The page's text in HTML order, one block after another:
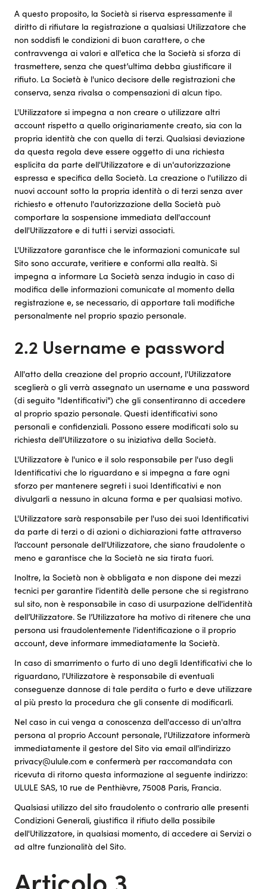
A questo proposito, la Società si riserva espressamente il
diritto di rifiutare la registrazione a qualsiasi Utilizzatore che
non soddisfi le condizioni di buon carattere, o che
contravvenga ai valori e all'etica che la Società si sforza di
trasmettere, senza che quest’ultima debba giustificare il
rifiuto. La Società è l'unico decisore delle registrazioni che
conserva, senza rivalsa o compensazioni di alcun tipo.
L'Utilizzatore si impegna a non creare o utilizzare altri
account rispetto a quello originariamente creato, sia con la
propria identità che con quella di terzi. Qualsiasi deviazione
da questa regola deve essere oggetto di una richiesta
esplicita da parte dell'Utilizzatore e di un'autorizzazione
espressa e specifica della Società. La creazione o l'utilizzo di
nuovi account sotto la propria identità o di terzi senza aver
richiesto e ottenuto l'autorizzazione della Società può
comportare la sospensione immediata dell'account
dell'Utilizzatore e di tutti i servizi associati.
L'Utilizzatore garantisce che le informazioni comunicate sul
Sito sono accurate, veritiere e conformi alla realtà. Si
impegna a informare La Società senza indugio in caso di
modifica delle informazioni comunicate al momento della
registrazione e, se necessario, di apportare tali modifiche
personalmente nel proprio spazio personale.
2.2 Username e password
All'atto della creazione del proprio account, l'Utilizzatore
sceglierà o gli verrà assegnato un username e una password
(di seguito "Identificativi") che gli consentiranno di accedere
al proprio spazio personale. Questi identificativi sono
personali e confidenziali. Possono essere modificati solo su
richiesta dell'Utilizzatore o su iniziativa della Società.
L'Utilizzatore è l'unico e il solo responsabile per l'uso degli
Identificativi che lo riguardano e si impegna a fare ogni
sforzo per mantenere segreti i suoi Identificativi e non
divulgarli a nessuno in alcuna forma e per qualsiasi motivo.
L'Utilizzatore sarà responsabile per l'uso dei suoi Identificativi
da parte di terzi o di azioni o dichiarazioni fatte attraverso
l’account personale dell'Utilizzatore, che siano fraudolente o
meno e garantisce che la Società ne sia tirata fuori.
Inoltre, la Società non è obbligata e non dispone dei mezzi
tecnici per garantire l'identità delle persone che si registrano
sul sito, non è responsabile in caso di usurpazione dell'identità
dell’Utilizzatore. Se l’Utilizzatore ha motivo di ritenere che una
persona usi fraudolentemente l'identificazione o il proprio
account, deve informare immediatamente la Società.
In caso di smarrimento o furto di uno degli Identificativi che lo
riguardano, l'Utilizzatore è responsabile di eventuali
conseguenze dannose di tale perdita o furto e deve utilizzare
al più presto la procedura che gli consente di modificarli.
Nel caso in cui venga a conoscenza dell'accesso di un'altra
persona al proprio Account personale, l'Utilizzatore informerà
immediatamente il gestore del Sito via email all'indirizzo
privacy@ulule.com e confermerà per raccomandata con
ricevuta di ritorno questa informazione al seguente indirizzo:
ULULE SAS, 10 rue de Penthièvre, 75008 Paris, Francia.
Qualsiasi utilizzo del sito fraudolento o contrario alle presenti
Condizioni Generali, giustifica il rifiuto della possibile
dell'Utilizzatore, in qualsiasi momento, di accedere ai Servizi o
ad altre funzionalità del Sito.
Articolo 3.